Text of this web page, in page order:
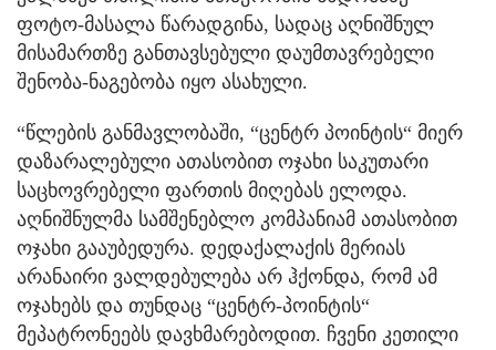
ფოტო-მასალა წარადგინა, სადაც აღნიშნულ
მისამართზე განთავსებული დაუმთავრებელი
შენობა-ნაგებობა იყო ასახული.
“წლების განმავლობაში, “ცენტრ პოინტის“ მიერ
დაზარალებული ათასობით ოჯახი საკუთარი
საცხოვრებელი ფართის მიღებას ელოდა.
აღნიშნულმა სამშენებლო კომპანიამ ათასობით
ოჯახი გააუბედურა. დედაქალაქის მერიას
არანაირი ვალდებულება არ ჰქონდა, რომ ამ
ოჯახებს და თუნდაც “ცენტრ-პოინტის“
მეპატრონეებს დავხმარებოდით. ჩვენი კეთილი